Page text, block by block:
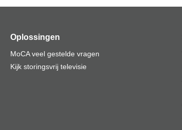
Oplossingen
MoCA veel gestelde vragen
Kijk storingsvrij televisie